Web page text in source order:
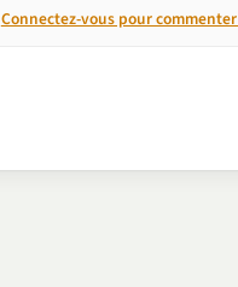
Connectez-vous pour